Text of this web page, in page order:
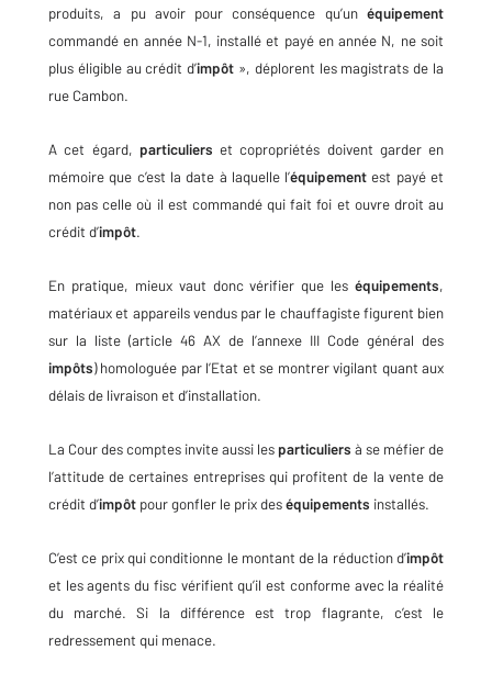
produits, a pu avoir pour conséquence qu’un équipement
commandé en année N-1, installé et payé en année N, ne soit
plus éligible au crédit d’impôt », déplorent les magistrats de la
rue Cambon.
A cet égard, particuliers et copropriétés doivent garder en
mémoire que c’est la date à laquelle l’équipement est payé et
non pas celle où il est commandé qui fait foi et ouvre droit au
crédit d’impôt.
En pratique, mieux vaut donc vérifier que les équipements,
matériaux et appareils vendus par le chauffagiste figurent bien
sur la liste (article 46 AX de l’annexe III Code général des
impôts) homologuée par l’Etat et se montrer vigilant quant aux
délais de livraison et d’installation.
La Cour des comptes invite aussi lesparticuliers à se méfier de
l’attitude de certaines entreprises qui profitent de la vente de
crédit d’impôt pour gonfler le prix deséquipements installés.
C’est ce prix qui conditionne le montant de la réduction d’impôt
et les agents du fisc vérifient qu’il est conforme avec la réalité
du marché. Si la différence est trop flagrante, c’est le
redressement qui menace.